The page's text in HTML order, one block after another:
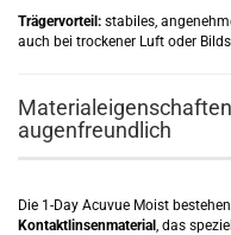
Trägervorteil: stabiles,
auch bei trockener Luft oder
augenfreundlich
Die 1-Day Acuvue Moist
Kontaktlinsenmaterial , das